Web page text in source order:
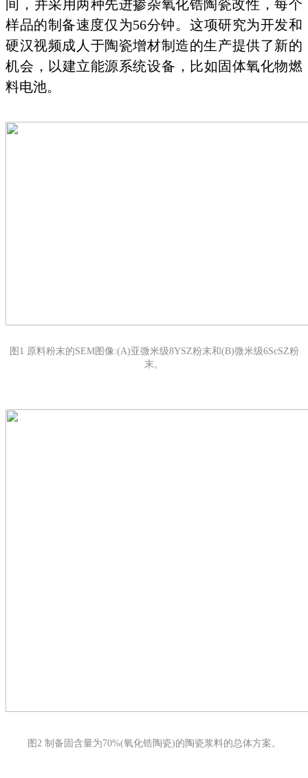
间，并采用两种先进掺杂氧化锆陶瓷改性，每个
样品的制备速度仅为56分钟。这项研究为开发和
硬汉视频成人于陶瓷增材制造的生产提供了新的
机会，以建立能源系统设备，比如固体氧化物燃
料电池。
图1 原料粉末的SEM图像:(A)亚微米级8YSZ粉末和(B)微米级6ScSZ粉
末。
图2 制备固含量为70%(氧化锆陶瓷)的陶瓷浆料的总体方案。